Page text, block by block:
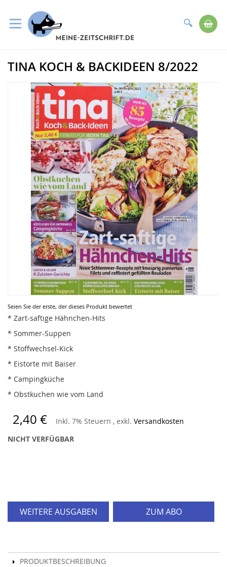
Suche
zum
Inhalt
Seien Sie der erste, der dieses Produkt bewertet
* Zart-saftige Hähnchen-Hits
* Sommer-Suppen
* Stoffwechsel-Kick
* Eistorte mit Baiser
* Campingküche
* Obstkuchen wie vom Land
2,40 € Inkl. 7% Steuern , exkl. Versandkosten
NICHT VERFÜGBAR
WEITERE AUSGABEN ZUM ABO
PRODUKTBESCHREIBUNG
Zum
Bildergalerie
springen
TINA KOCH & BACKIDEEN 8/2022
Zum
Anfang
Bildergalerie
springen